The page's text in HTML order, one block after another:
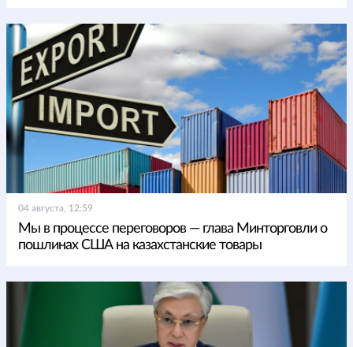
04 августа, 12:59
Мы в процессе переговоров — глава Минторговли о
пошлинах США на казахстанские товары